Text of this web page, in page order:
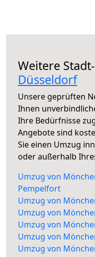
Weitere
Düsseldorf
Unsere geprüften
Ihnen
Ihre Bedürfnisse
Angebote sind
Sie einen Umzug
oder außerhalb
Umzug von
Pempelfort
Umzug von
Umzug von
Umzug von
Umzug von
Umzug von